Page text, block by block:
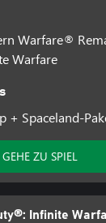
Warfare®
Warfare
+ Spaceland-
GEHE ZU SPIEL
Infinite